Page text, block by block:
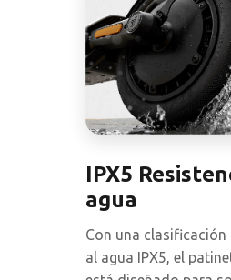
IPX5
agua
Con una clasificación
al agua IPX5, el